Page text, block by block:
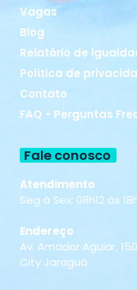
Vagas
Blog
Relatório de
Política de
Contato
FAQ - Perguntas
Fale conosco
Atendimento
Seg à Sex: 08h12 às
Endereço
Av. Amador Aguiar,
City Jaraguá